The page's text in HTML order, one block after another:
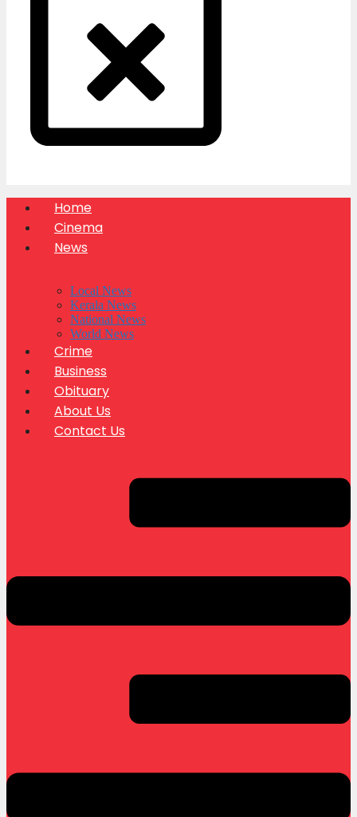
Home
Cinema
News
Local News
Kerala News
National News
World News
Crime
Business
Obituary
About Us
Contact Us